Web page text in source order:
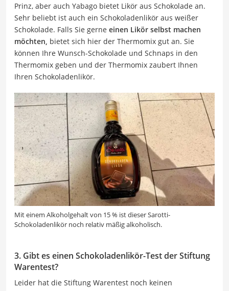
Prinz, aber auch Yabago bietet Likör aus Schokolade an.
Sehr beliebt ist auch ein Schokoladenlikör aus weißer
Schokolade. Falls Sie gerne einen Likör selbst machen
möchten, bietet sich hier der Thermomix gut an. Sie
können Ihre Wunsch-Schokolade und Schnaps in den
Thermomix geben und der Thermomix zaubert Ihnen
Ihren Schokoladenlikör.
Mit einem Alkoholgehalt von 15 % ist dieser Sarotti-
Schokoladenlikör noch relativ mäßig alkoholisch.
3. Gibt es einen Schokoladenlikör-Test der Stiftung
Warentest?
Leider hat die Stiftung Warentest noch keinen